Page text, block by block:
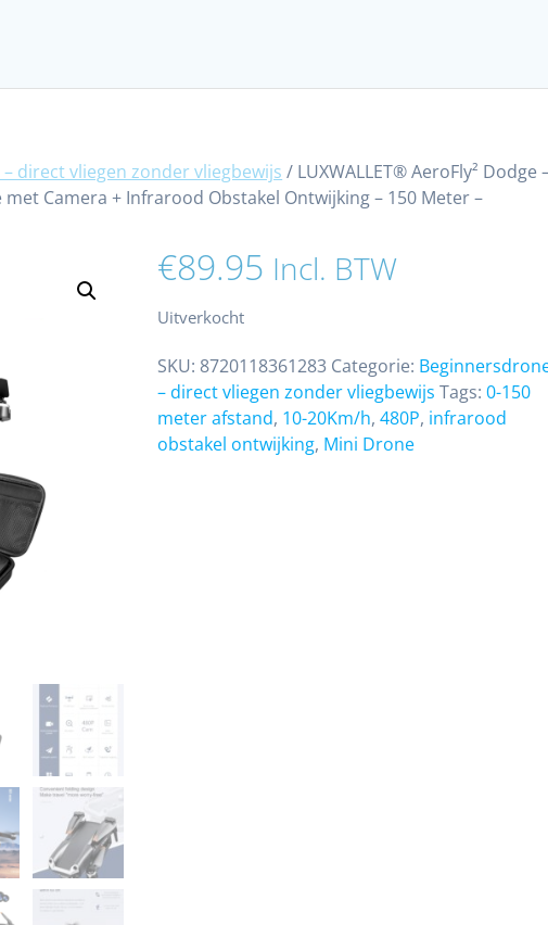
direct vliegen zonder vliegbewijs / LUXWALLET® AeroFly² Dodge
Camera + Infrarood Obstakel Ontwijking – 150 Meter –
€89.95 Incl. BTW
Uitverkocht
SKU: 8720118361283 Categorie:
– direct vliegen zonder vliegbewijs Tags:0-150
meter afstand, 10-20Km/h,480P, infrarood
obstakel ontwijking, Mini Drone